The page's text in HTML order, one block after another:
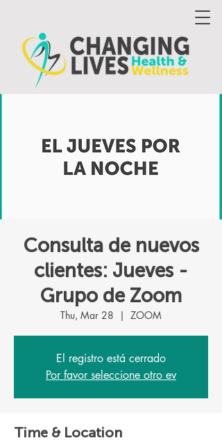
Consulta de nuevos
clientes: Jueves -
Grupo de Zoom
Thu, Mar 28
  |
ZOOM
El registro está cerrado
Por favor seleccione otro ev
Time & Location